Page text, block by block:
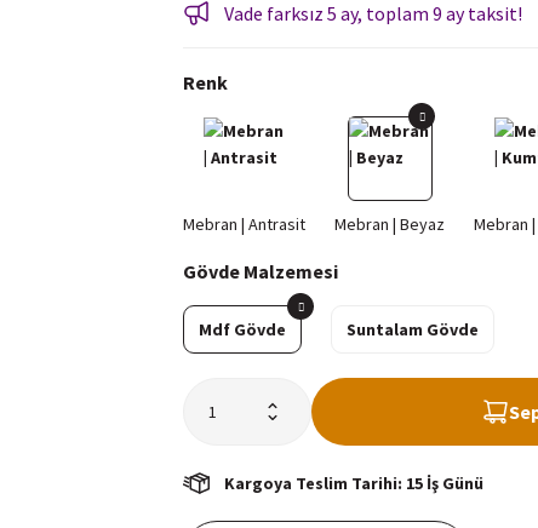
Vade farksız 5 ay, toplam 9 ay taksit!
Renk
Gövde Malzemesi
Mdf Gövde Suntalam Gövde
Kargoya Teslim Tarihi: 15 İş Günü